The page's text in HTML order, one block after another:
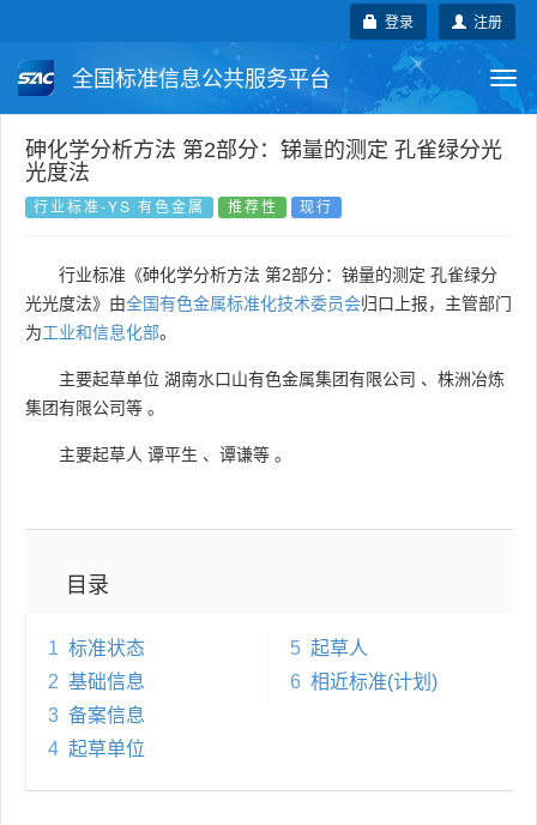
注册
登录
全国标准信息公共服务平台
国家标准 行业标准 地方标准
团体标准 企业标准
国外标准 技术委员会
砷化学分析方法 第2部分：锑量的测定 孔雀绿分光
光度法
行业标准-YS 有色金属 推荐性 现行
行业标准《砷化学分析方法 第2部分：锑量的测定 孔雀绿分
光光度法》由全国有色金属标准化技术委员会归口上报，主管部门
为工业和信息化部。
主要起草单位 湖南水口山有色金属集团有限公司 、 株洲冶炼
集团有限公司等 。
主要起草人 谭平生 、 谭谦等 。
目录
1 标准状态
2 基础信息
3 备案信息
4 起草单位
5 起草人
6 相近标准(计划)